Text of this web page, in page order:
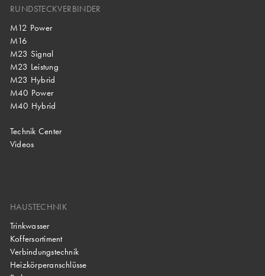
RUNDSTECKVERBINDER
M12 Power
M16
M23 Signal
M23 Leistung
M23 Hybrid
M40 Power
M40 Hybrid
Technik Center
Videos
HAUSTECHNIK
Trinkwasser
Koffersortiment
Verbindungstechnik
Heizkörperanschlüsse